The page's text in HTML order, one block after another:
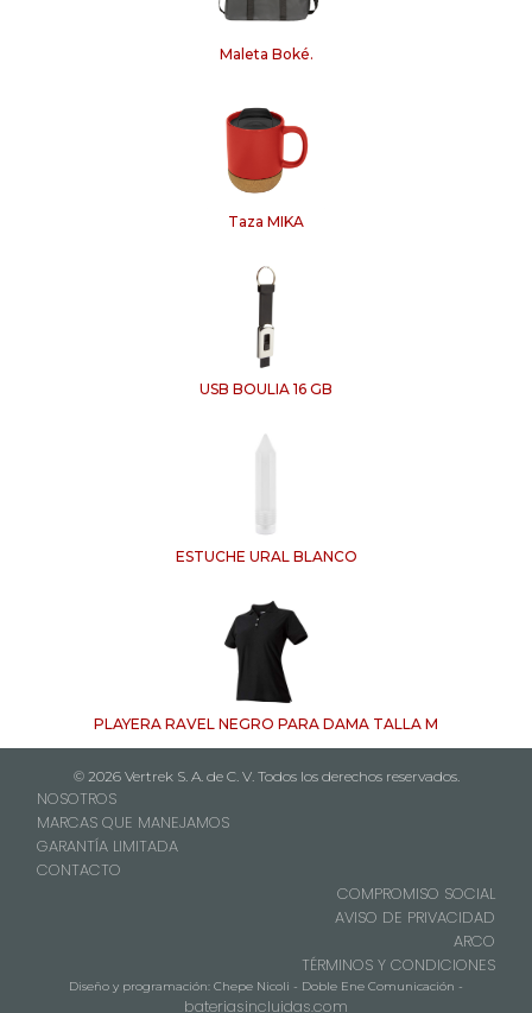
Maleta Boké.
Taza MIKA
USB BOULIA 16 GB
ESTUCHE URAL BLANCO
PLAYERA RAVEL NEGRO PARA DAMA TALLA M
© 2026 Vertrek S. A. de C. V. Todos los derechos reservados.
NOSOTROS
MARCAS QUE MANEJAMOS
GARANTÍA LIMITADA
CONTACTO
COMPROMISO SOCIAL
AVISO DE PRIVACIDAD
ARCO
TÉRMINOS Y CONDICIONES
Diseño y programación: Chepe Nicoli - Doble Ene Comunicación -
bateriasincluidas.com